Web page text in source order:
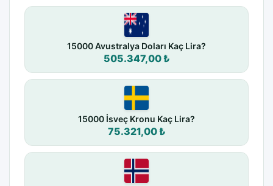
15000 Avustralya Doları Kaç Lira?
505.347,00 ₺
15000 İsveç Kronu Kaç Lira?
75.321,00 ₺